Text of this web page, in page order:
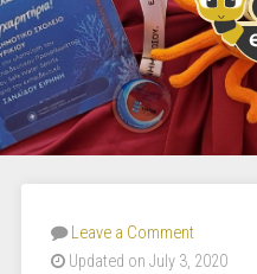
Leave a Comment
Updated on July 3, 2020